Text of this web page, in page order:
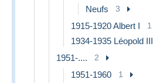
Neufs 3
1915-1920 Albert I 1
1934-1935 Léopold III
1951-.... 2
1951-1960 1